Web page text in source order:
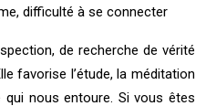
difficulté à se connecter
de recherche de vérité
favorise l’étude, la méditation
nous entoure. Si vous êtes